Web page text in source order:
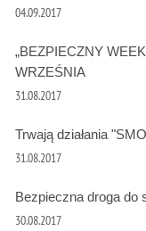
04.09.2017
„BEZPIECZNY
WRZEŚNIA
31.08.2017
Trwają działania
31.08.2017
Bezpieczna droga do
30.08.2017